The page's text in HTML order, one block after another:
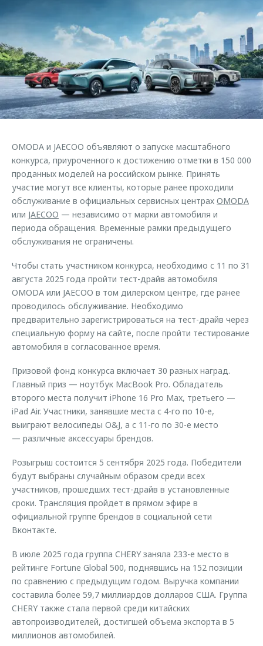
Кредитный калькулятор
Аксессуары
Одежда и сувениры
Оригинальные аксессуары
Запчасти
Калькулятор трейд-ин
O&J Автоклуб
Клуб владельцев OMODA
Приложение O&J
Аксессуары
Одежда и сувениры
Обратная связь
OMODA и JAECOO объявляют о запуске масштабного
конкурса, приуроченного к достижению отметки в 150 000
проданных моделей на российском рынке. Принять
участие могут все клиенты, которые ранее проходили
обслуживание в официальных сервисных центрах OMODA
или JAECOO — независимо от марки автомобиля и
периода обращения. Временные рамки предыдущего
обслуживания не ограничены.
Чтобы стать участником конкурса, необходимо с 11 по 31
августа 2025 года пройти тест-драйв автомобиля
OMODA или JAECOO в том дилерском центре, где ранее
проводилось обслуживание. Необходимо
предварительно зарегистрироваться на тест-драйв через
специальную форму на сайте, после пройти тестирование
автомобиля в согласованное время.
Призовой фонд конкурса включает 30 разных наград.
Главный приз — ноутбук MacBook Pro. Обладатель
второго места получит iPhone 16 Pro Max, третьего —
iPad Air. Участники, занявшие места с 4-го по 10-е,
выиграют велосипеды O&J, а с 11-го по 30-е место
— различные аксессуары брендов.
Розыгрыш состоится 5 сентября 2025 года. Победители
будут выбраны случайным образом среди всех
участников, прошедших тест-драйв в установленные
сроки. Трансляция пройдет в прямом эфире в
официальной группе брендов в социальной сети
Вконтакте.
В июле 2025 года группа CHERY заняла 233-е место в
рейтинге Fortune Global 500, поднявшись на 152 позиции
по сравнению с предыдущим годом. Выручка компании
составила более 59,7 миллиардов долларов США. Группа
CHERY также стала первой среди китайских
автопроизводителей, достигшей объема экспорта в 5
миллионов автомобилей.